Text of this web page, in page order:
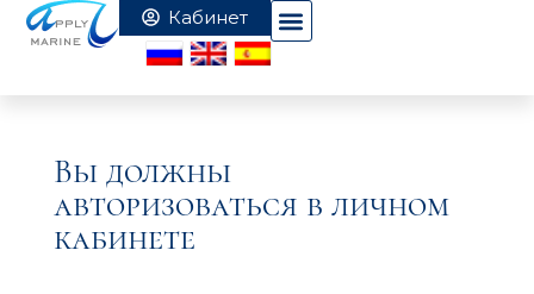
Вы должны
авторизоваться в личном
кабинете